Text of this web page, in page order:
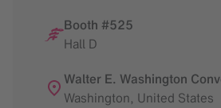
Booth #525
Hall D
Walter E. Washington
Washington, United States